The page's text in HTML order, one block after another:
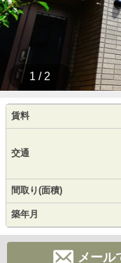
1 / 2
賃料
交通
間取り(面積)
築年月
メール